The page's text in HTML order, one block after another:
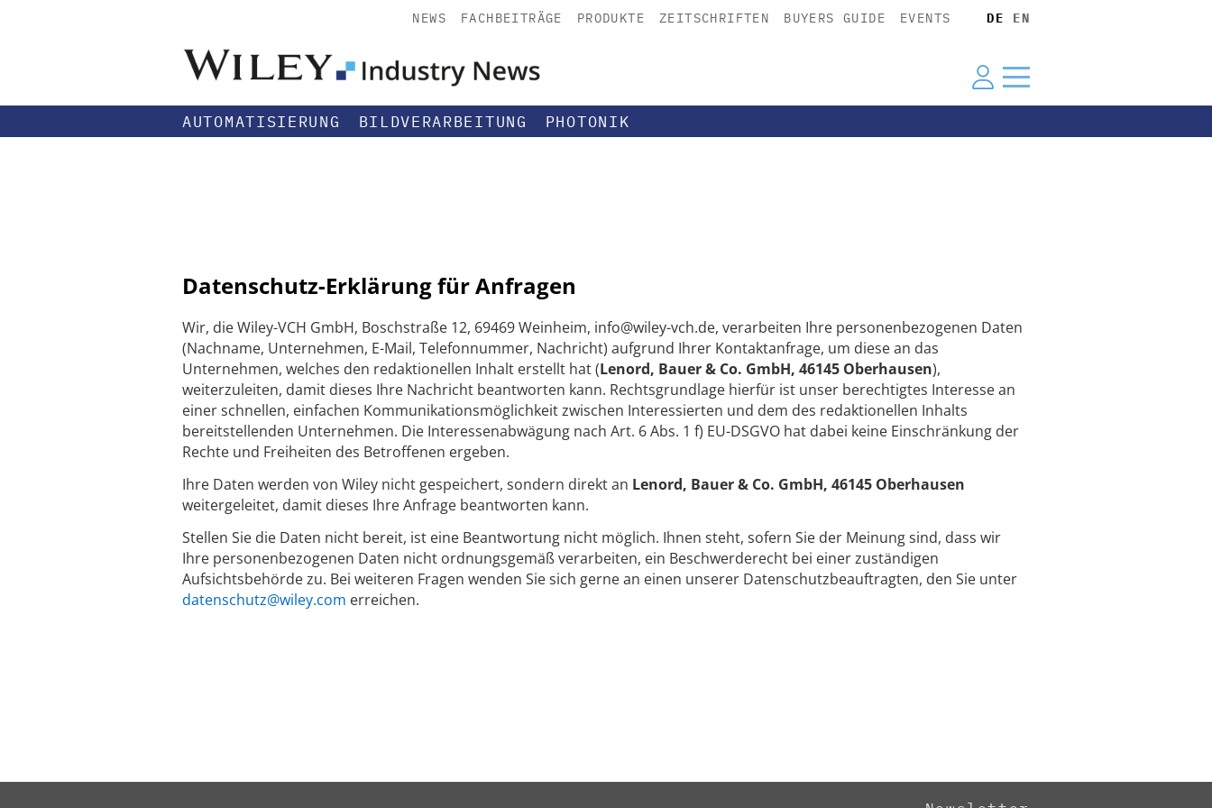
NEWS FACHBEITRÄGE PRODUKTE ZEITSCHRIFTEN BUYERS GUIDE EVENTS DE EN
AUTOMATISIERUNG BILDVERARBEITUNG PHOTONIK
Datenschutz-Erklärung für Anfragen
Wir, die Wiley-VCH GmbH, Boschstraße 12, 69469 Weinheim, info@wiley-vch.de, verarbeiten Ihre personenbezogenen Daten
(Nachname, Unternehmen, E-Mail, Telefonnummer, Nachricht) aufgrund Ihrer Kontaktanfrage, um diese an das
Unternehmen, welches den redaktionellen Inhalt erstellt hat (Lenord, Bauer & Co. GmbH, 46145 Oberhausen),
weiterzuleiten, damit dieses Ihre Nachricht beantworten kann. Rechtsgrundlage hierfür ist unser berechtigtes Interesse an
einer schnellen, einfachen Kommunikationsmöglichkeit zwischen Interessierten und dem des redaktionellen Inhalts
bereitstellenden Unternehmen. Die Interessenabwägung nach Art. 6 Abs. 1 f) EU-DSGVO hat dabei keine Einschränkung der
Rechte und Freiheiten des Betroffenen ergeben.
Ihre Daten werden von Wiley nicht gespeichert, sondern direkt an Lenord, Bauer & Co. GmbH, 46145 Oberhausen
weitergeleitet, damit dieses Ihre Anfrage beantworten kann.
Stellen Sie die Daten nicht bereit, ist eine Beantwortung nicht möglich. Ihnen steht, sofern Sie der Meinung sind, dass wir
Ihre personenbezogenen Daten nicht ordnungsgemäß verarbeiten, ein Beschwerderecht bei einer zuständigen
Aufsichtsbehörde zu. Bei weiteren Fragen wenden Sie sich gerne an einen unserer Datenschutzbeauftragten, den Sie unter
datenschutz@wiley.com erreichen.